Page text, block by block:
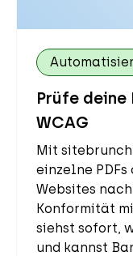
Prüfe deine
WCAG
Mit
einzelne
Websites
Konformität
siehst sofort,
und kannst